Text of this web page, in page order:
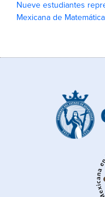
Nueve estudiantes
Mexicana de